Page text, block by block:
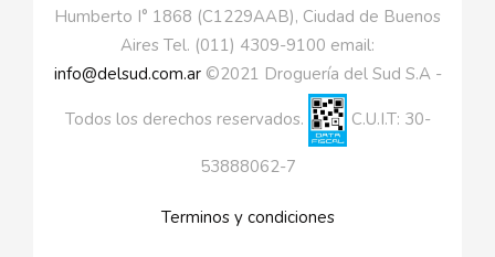
Humberto I° 1868 (C1229AAB), Ciudad de Buenos
Aires Tel. (011) 4309-9100 email:
info@delsud.com.ar©2021 Droguería del Sud S.A -
Todos los derechos reservados. C.U.I.T: 30-
53888062-7
Terminos y condiciones